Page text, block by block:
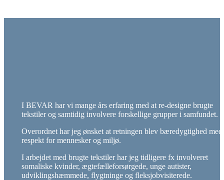
I BEVAR har vi mange års erfaring med at re-designe brugte
tekstiler og samtidig involvere forskellige grupper i samfundet.
Overordnet har jeg ønsket at retningen blev bæredygtighed med
respekt for mennesker og miljø.
I arbejdet med brugte tekstiler har jeg tidligere fx involveret
somaliske kvinder, ægtefælleforsørgede, unge autister,
udviklingshæmmede, flygtninge og fleksjobvisiterede.